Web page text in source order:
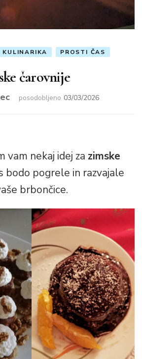
KULINARIKA PROSTI ČAS
čarovnije
posodobljeno 03/03/2026
vam nekaj idej za zimske
bodo pogrele in razvajale
brbončice.